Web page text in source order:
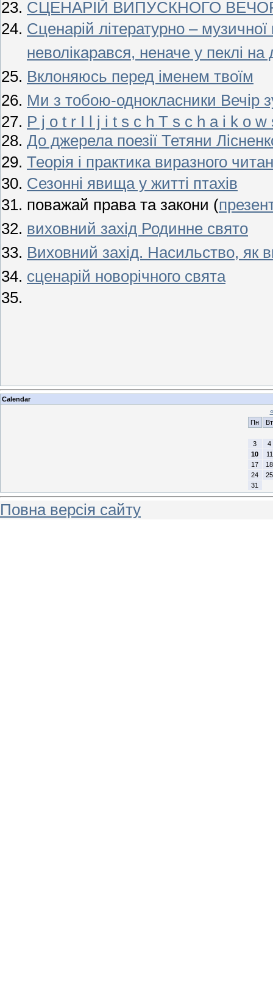
СЦЕНАРІЙ ВИПУСКНОГО
Сценарій літературно – музичної
неволікарався, неначе у пеклі на
Вклоняюсь перед іменем твоїм
Ми з тобою-однокласники Вечір
P j o t r I l j i t s c h T s c h a i k o w
До джерела поезії Тетяни
Теорія і практика виразного
Сезонні явища у житті птахів
поважай права та закони (
виховний захід Родинне свято
Виховний захід. Насильство, як
сценарій новорічного свята
Calendar
«
Пн
Вт
3
4
10
11
17
18
24
25
31
Повна версія сайту